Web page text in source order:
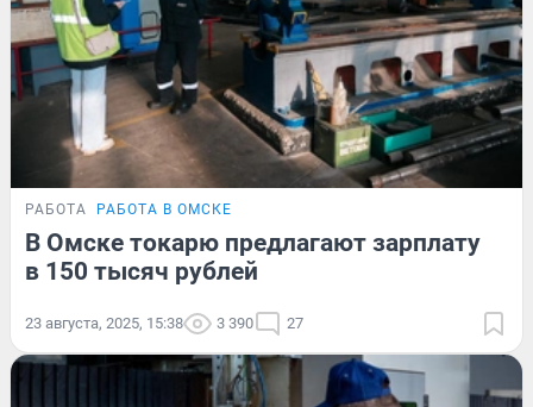
РАБОТА РАБОТА В ОМСКЕ
В Омске токарю предлагают зарплату
в 150 тысяч рублей
23 августа, 2025, 15:38 3 390 27